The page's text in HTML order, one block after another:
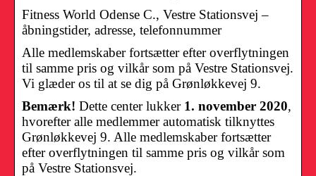
Fitness World Odense C., Vestre Stationsvej –
åbningstider, adresse, telefonnummer
Alle medlemskaber fortsætter efter overflytningen
til samme pris og vilkår som på Vestre Stationsvej.
Vi glæder os til at se dig på Grønløkkevej 9.
Bemærk! Dette center lukker 1. november 2020,
hvorefter alle medlemmer automatisk tilknyttes
Grønløkkevej 9. Alle medlemskaber fortsætter
efter overflytningen til samme pris og vilkår som
på Vestre Stationsvej.